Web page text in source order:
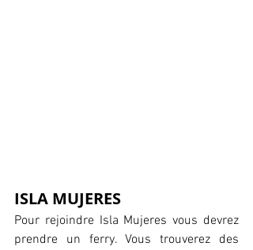
ISLA MUJERES
Pour rejoindre Isla Mujeres vous devrez
prendre un ferry. Vous trouverez des